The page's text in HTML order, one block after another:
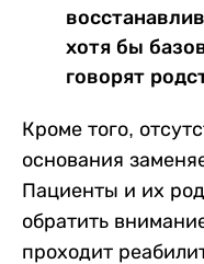
хотя бы
говорят
Кроме того,
основания
Пациенты и их
обратить
проходит